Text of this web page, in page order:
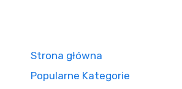
Strona główna
Popularne Kategorie